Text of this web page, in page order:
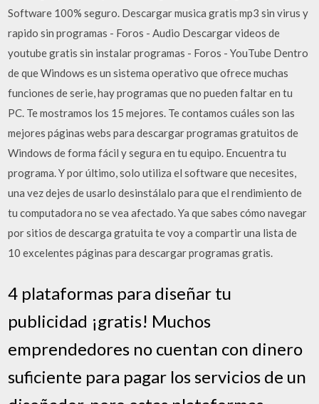
Software 100% seguro. Descargar musica gratis mp3 sin virus y
rapido sin programas - Foros - Audio Descargar videos de
youtube gratis sin instalar programas - Foros - YouTube Dentro
de que Windows es un sistema operativo que ofrece muchas
funciones de serie, hay programas que no pueden faltar en tu
PC. Te mostramos los 15 mejores. Te contamos cuáles son las
mejores páginas webs para descargar programas gratuitos de
Windows de forma fácil y segura en tu equipo. Encuentra tu
programa. Y por último, solo utiliza el software que necesites,
una vez dejes de usarlo desinstálalo para que el rendimiento de
tu computadora no se vea afectado. Ya que sabes cómo navegar
por sitios de descarga gratuita te voy a compartir una lista de
10 excelentes páginas para descargar programas gratis.
4 plataformas para diseñar tu
publicidad ¡gratis! Muchos
emprendedores no cuentan con dinero
suficiente para pagar los servicios de un